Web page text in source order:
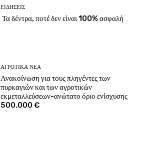
ΕΙΔΉΣΕΙΣ
Τα δέντρα, ποτέ δεν είναι 100% ασφαλή
ΑΓΡΟΤΙΚΆ ΝΈΑ
Ανακοίνωση για τους πληγέντες των
πυρκαγιών και των αγροτικών
εκμεταλλεύσεων-ανώτατο όριο ενίσχυσης
500.000 €